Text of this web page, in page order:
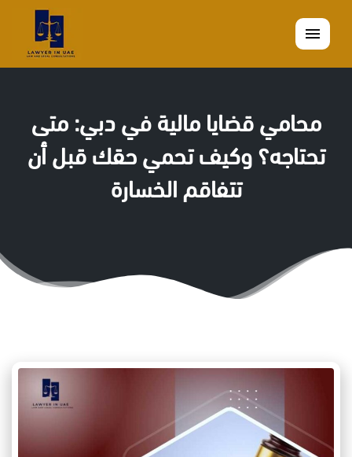
القائمة
محامي قضايا مالية في دبي: متى
تحتاجه؟ وكيف تحمي حقك قبل أن
تتفاقم الخسارة